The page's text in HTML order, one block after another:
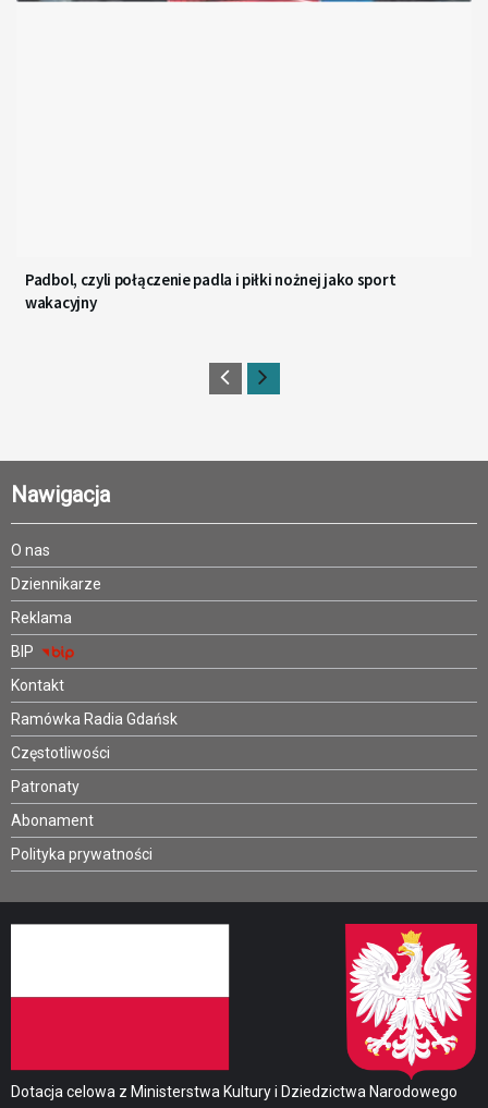
Padbol, czyli połączenie padla i piłki nożnej jako sport
wakacyjny
Nawigacja
O nas
Dziennikarze
Reklama
BIP
Kontakt
Ramówka Radia Gdańsk
Częstotliwości
Patronaty
Abonament
Polityka prywatności
Dotacja celowa z Ministerstwa Kultury i Dziedzictwa Narodowego